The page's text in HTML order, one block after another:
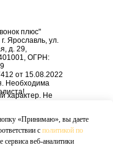
«Принимаю», вы даете
с политикой по
сервиса веб-аналитики
характер. Не
плюс"
Ярославль, ул.
д. 29,
ОГРН:
от 15.08.2022
Необходима